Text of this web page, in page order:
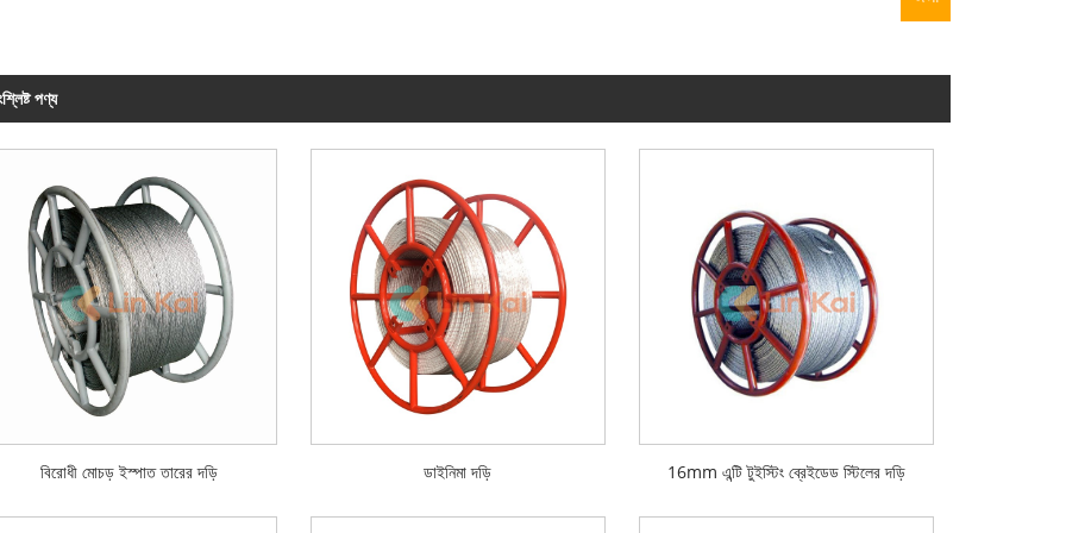
পণ্য
বিরোধী মোচড় ইস্পাত তারের দড়ি ডাইনিমা দড়ি 16mm এন্টি টুইস্টিং ব্রেইডেড স্টিলের দড়ি